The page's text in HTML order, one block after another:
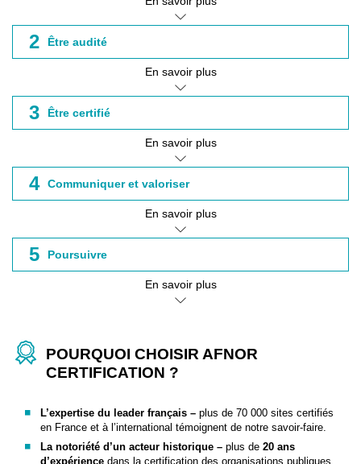
2 Être audité
En savoir plus
3 Être certifié
En savoir plus
4 Communiquer et valoriser
En savoir plus
5 Poursuivre
En savoir plus
POURQUOI CHOISIR AFNOR
CERTIFICATION ?
L’expertise du leader français – plus de 70 000 sites certifiés
en France et à l’international témoignent de notre savoir-faire.
La notoriété d’un acteur historique – plus de 20 ans
d’expérience dans la certification des organisations publiques